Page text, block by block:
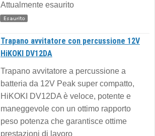
Attualmente esaurito
Trapano avvitatore con percussione 12V
HiKOKI DV12DA
Trapano avvitatore a percussione a
batteria da 12V Peak super compatto,
HiKOKI DV12DA è veloce, potente e
maneggevole con un ottimo rapporto
peso potenza che garantisce ottime
prestazioni di lavoro